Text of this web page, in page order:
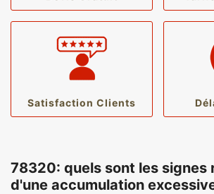
Satisfaction Clients
78320: quels sont les signes
d'une accumulation